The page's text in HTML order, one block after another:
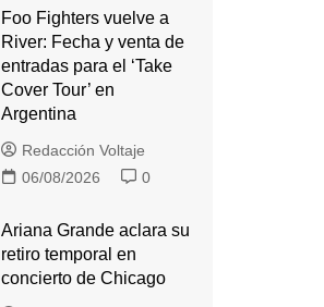
Foo Fighters vuelve a
River: Fecha y venta de
entradas para el ‘Take
Cover Tour’ en
Argentina
Redacción Voltaje
06/08/2026
0
Ariana Grande aclara su
retiro temporal en
concierto de Chicago